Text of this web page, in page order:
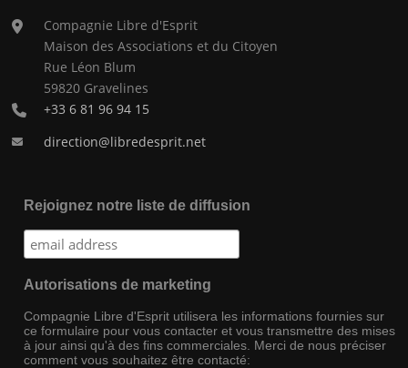
Compagnie Libre d'Esprit
Maison des Associations et du Citoyen
Rue Léon Blum
59820 Gravelines
+33 6 81 96 94 15
direction@libredesprit.net
Rejoignez notre liste de diffusion
Autorisations de marketing
Compagnie Libre d'Esprit utilisera les informations fournies sur
ce formulaire pour vous contacter et vous transmettre des mises
à jour ainsi qu'à des fins commerciales. Merci de nous préciser
comment vous souhaitez être contacté: